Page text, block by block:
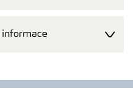
informace